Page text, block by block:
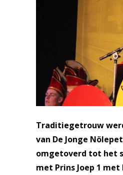
Traditiegetrouw
van De Jonge
omgetoverd tot het
met Prins Joep 1